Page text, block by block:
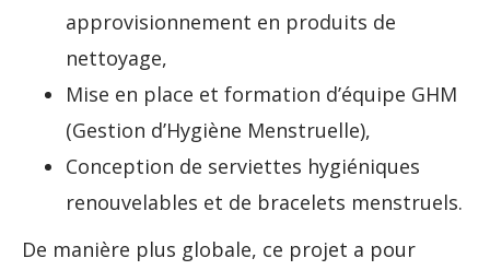
approvisionnement en produits de
nettoyage,
Mise en place et formation d’équipe GHM
(Gestion d’Hygiène Menstruelle),
Conception de serviettes hygiéniques
renouvelables et de bracelets menstruels.
De manière plus globale, ce projet a pour